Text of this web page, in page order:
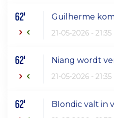
62' Guilherme
21-05-2026 - 21:35
62' Niang wordt
21-05-2026 - 21:35
62' BIondic valt in